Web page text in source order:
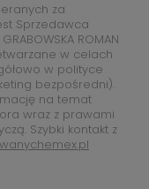
za
Sprzedawca
GRABOWSKA ROMAN
w celach
w polityce
bezpośredni).
na temat
wraz z prawami
Szybki kontakt z